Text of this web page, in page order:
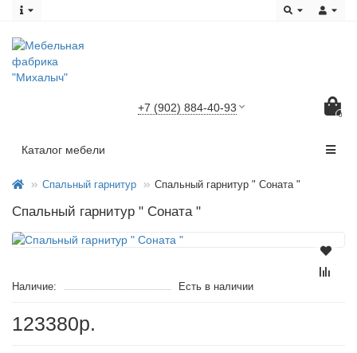
+7 (902) 884-40-93
0
Каталог мебели
Спальный гарнитур Спальный гарнитур " Соната "
Спальный гарнитур " Соната "
Наличие: Есть в наличии
123380р.